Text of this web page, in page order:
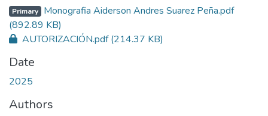
Primary Monografia Aiderson Andres Suarez Peña.pdf
(892.89 KB)
AUTORIZACIÓN.pdf(214.37 KB)
Date
2025
Authors